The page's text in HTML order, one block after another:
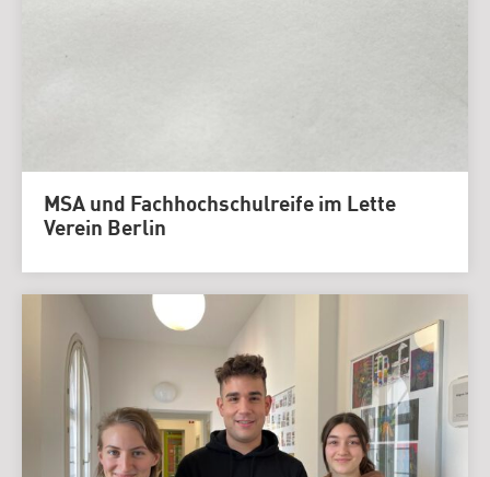
MSA und Fachhochschulreife im Lette
Verein Berlin